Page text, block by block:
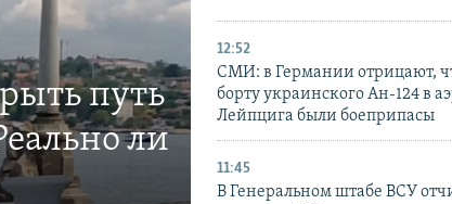
путь
ли
12:52
СМИ: в Германии отрицают,
борту украинского Ан-124 в
Лейпцига были боеприпасы
11:45
В Генеральном штабе ВСУ